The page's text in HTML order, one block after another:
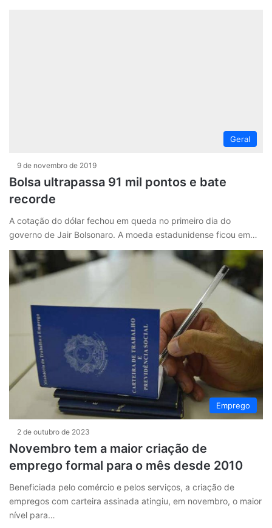
Geral
9 de novembro de 2019
Bolsa ultrapassa 91 mil pontos e bate
recorde
A cotação do dólar fechou em queda no primeiro dia do
governo de Jair Bolsonaro. A moeda estadunidense ficou em…
Emprego
2 de outubro de 2023
Novembro tem a maior criação de
emprego formal para o mês desde 2010
Beneficiada pelo comércio e pelos serviços, a criação de
empregos com carteira assinada atingiu, em novembro, o maior
nível para…